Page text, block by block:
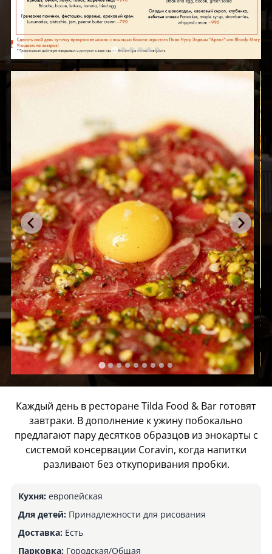
Каждый день в ресторане Tilda Food & Bar готовят
завтраки. В дополнение к ужину побокально
предлагают пару десятков образцов из энокарты с
системой консервации Coravin, когда напитки
разливают без откупоривания пробки.
Кухня:европейская
Для детей:Принадлежности для рисования
Доставка:Есть
Парковка:Городская/Общая